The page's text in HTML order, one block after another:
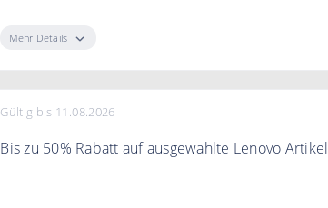
Mehr Details
Gültig bis 11.08.2026
Bis zu 50% Rabatt auf ausgewählte Lenovo Artikel